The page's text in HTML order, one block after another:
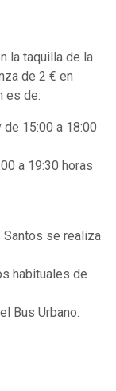
la taquilla de la
de 2 € en
es de:
de 15:00 a 18:00
a 19:30 horas
se realiza
habituales de
Bus Urbano.